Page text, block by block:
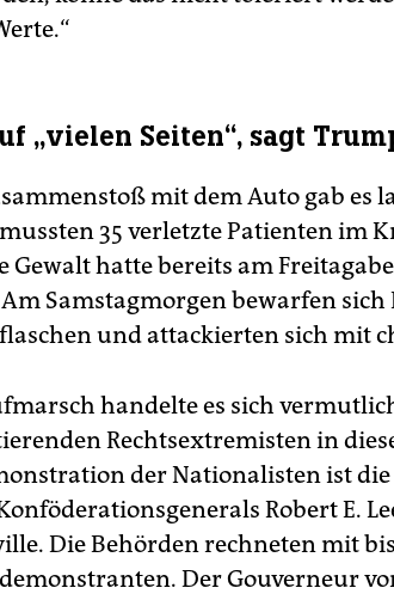
„vielen Seiten“, sagt
mit dem Auto gab es
35 verletzte Patienten im
Gewalt hatte bereits am
Samstagmorgen bewarfen
und attackierten sich mit
handelte es sich
Rechtsextremisten in
der Nationalisten ist
Robert E.
Die Behörden rechneten mit
Der Gouverneur